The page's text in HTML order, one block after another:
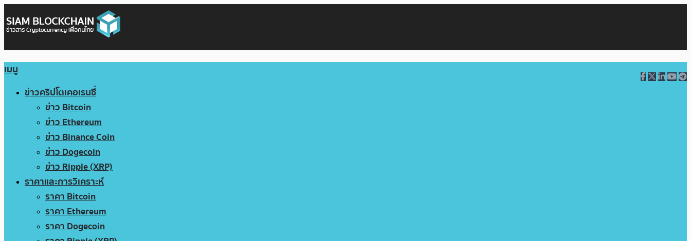
เมนู
ข่าวคริปโตเคอเรนซี่
ข่าว Bitcoin
ข่าว Ethereum
ข่าว Binance Coin
ข่าว Dogecoin
ข่าว Ripple (XRP)
ราคาและการวิเคราะห์
ราคา Bitcoin
ราคา Ethereum
ราคา Dogecoin